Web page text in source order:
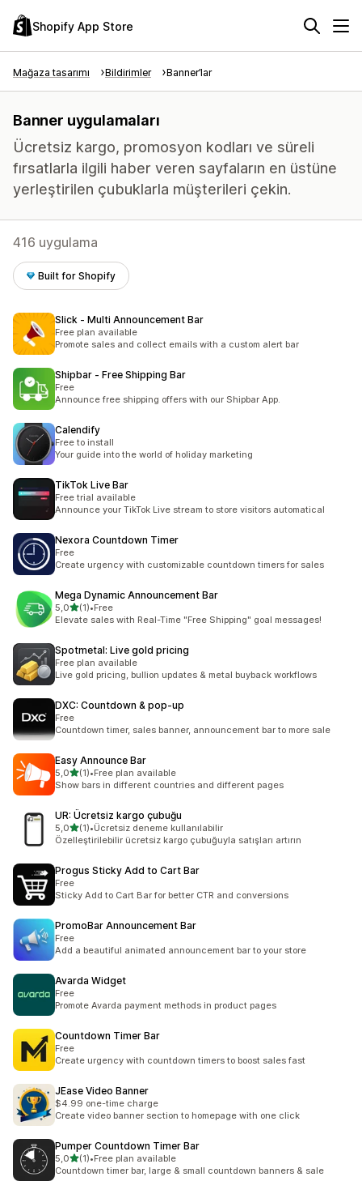
Shopify App Store
Mağaza tasarımı Bildirimler Banner’lar
Banner uygulamaları
Ücretsiz kargo, promosyon kodları ve süreli
fırsatlarla ilgili haber veren sayfaların en üstüne
yerleştirilen çubuklarla müşterileri çekin.
416 uygulama
Built for Shopify
Slick ‑ Multi Announcement Bar
Free plan available
Promote sales and collect emails with a custom alert bar
Shipbar ‑ Free Shipping Bar
Free
Announce free shipping offers with our Shipbar App.
Calendify
Free to install
Your guide into the world of holiday marketing
TikTok Live Bar
Free trial available
Announce your TikTok Live stream to store visitors automatical
Nexora Countdown Timer
Free
Create urgency with customizable countdown timers for sales
Mega Dynamic Announcement Bar
5,05 yıldız üzerinden
(1)
toplam 1 değerlendirme
•Free
Elevate sales with Real-Time "Free Shipping" goal messages!
Spotmetal: Live gold pricing
Free plan available
Live gold pricing, bullion updates & metal buyback workflows
DXC: Countdown & pop‑up
Free
Countdown timer, sales banner, announcement bar to more sale
Easy Announce Bar
5,05 yıldız üzerinden
(1)
toplam 1 değerlendirme
•Free plan available
Show bars in different countries and different pages
UR: Ücretsiz kargo çubuğu
5,05 yıldız üzerinden
(1)
toplam 1 değerlendirme
•Ücretsiz deneme kullanılabilir
Özelleştirilebilir ücretsiz kargo çubuğuyla satışları artırın
Progus Sticky Add to Cart Bar
Free
Sticky Add to Cart Bar for better CTR and conversions
PromoBar Announcement Bar
Free
Add a beautiful animated announcement bar to your store
Avarda Widget
Free
Promote Avarda payment methods in product pages
Countdown Timer Bar
Free
Create urgency with countdown timers to boost sales fast
JEase Video Banner
$4.99 one-time charge
Create video banner section to homepage with one click
Pumper Countdown Timer Bar
5,05 yıldız üzerinden
(1)
toplam 1 değerlendirme
•Free plan available
Countdown timer bar, large & small countdown banners & sale